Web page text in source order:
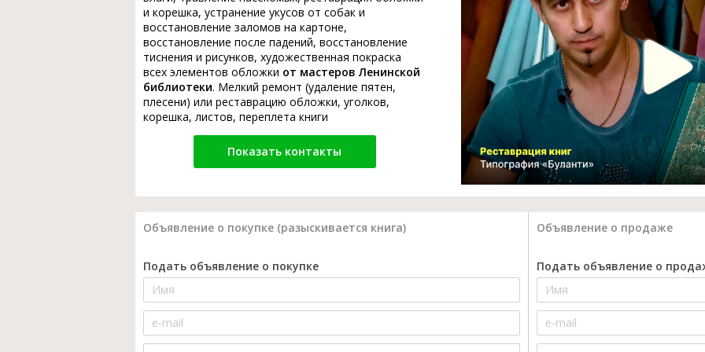
и корешка, устранение укусов от собак и
восстановление заломов на картоне,
восстановление после падений, восстановление
тиснения и рисунков, художественная покраска
всех элементов обложки от мастеров Ленинской
библиотеки. Мелкий ремонт (удаление пятен,
плесени) или реставрацию обложки, уголков,
корешка, листов, переплета книги
Показать контакты
Объявление о покупке (разыскивается книга) Объявление о продаже
Подать объявление о покупке Подать объявление о